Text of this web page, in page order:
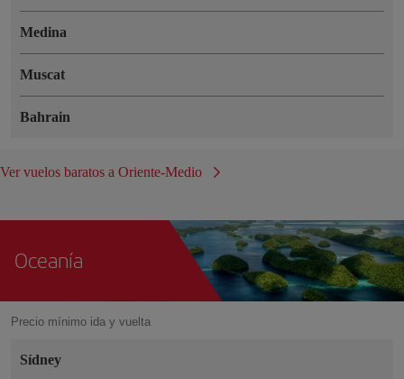
Medina
Muscat
Bahrain
Ver vuelos baratos a Oriente-Medio
Oceanía
Precio mínimo ida y vuelta
Sídney